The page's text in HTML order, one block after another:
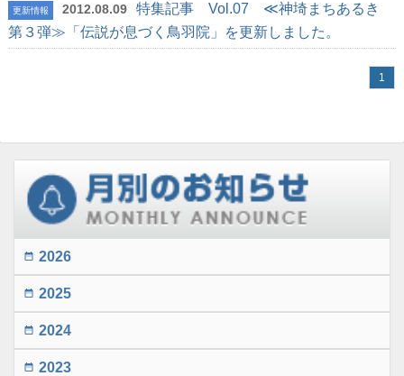
更新情報 2012.08.09
特集記事 Vol.07 ≪神埼まちあるき
第３弾≫「伝説が息づく鳥羽院」を更新しました。
1
date_range 2026
date_range 2025
date_range 2024
date_range 2023